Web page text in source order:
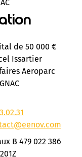
de 50 000 €
Issartier
Aeroparc
B 479 022 386